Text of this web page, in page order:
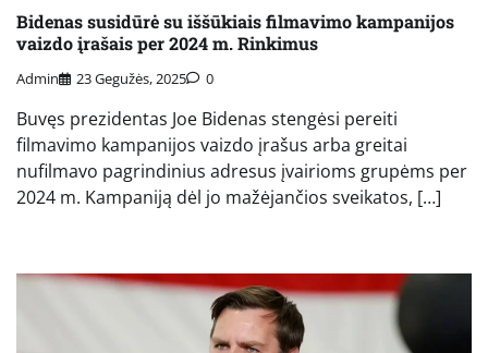
Bidenas susidūrė su iššūkiais filmavimo kampanijos
vaizdo įrašais per 2024 m. Rinkimus
Admin 23 Gegužės, 2025 0
Buvęs prezidentas Joe Bidenas stengėsi pereiti
filmavimo kampanijos vaizdo įrašus arba greitai
nufilmavo pagrindinius adresus įvairioms grupėms per
2024 m. Kampaniją dėl jo mažėjančios sveikatos, […]